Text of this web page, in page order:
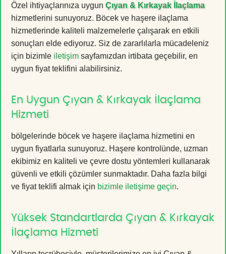
Özel ihtiyaçlarınıza uygun Çıyan & Kırkayak İlaçlama
hizmetlerini sunuyoruz. Böcek ve haşere ilaçlama
hizmetlerinde kaliteli malzemelerle çalışarak en etkili
sonuçları elde ediyoruz. Siz de zararlılarla mücadeleniz
için bizimle iletişim sayfamızdan irtibata geçebilir, en
uygun fiyat teklifini alabilirsiniz.
En Uygun Çıyan & Kırkayak İlaçlama
Hizmeti
bölgelerinde böcek ve haşere ilaçlama hizmetini en
uygun fiyatlarla sunuyoruz. Haşere kontrolünde, uzman
ekibimiz en kaliteli ve çevre dostu yöntemleri kullanarak
güvenli ve etkili çözümler sunmaktadır. Daha fazla bilgi
ve fiyat teklifi almak için bizimle iletişime geçin.
Yüksek Standartlarda Çıyan & Kırkayak
İlaçlama Hizmeti